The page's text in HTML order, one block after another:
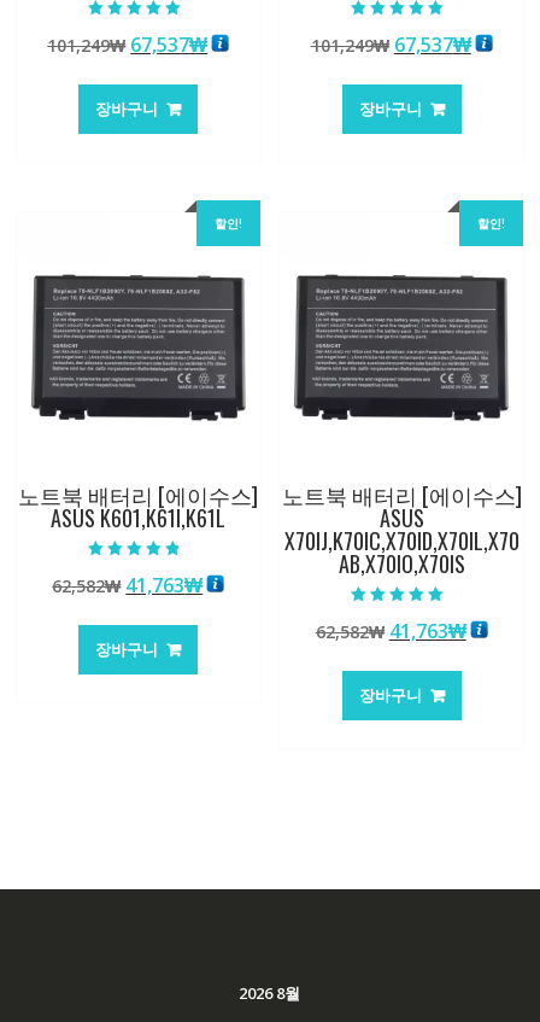
5.00
로 평가됨
101,249₩ 원
가
격:
67,537₩현
장바구니
5.00
로 평가됨
101,249₩ 원
가
격:
67,537₩현
장바구니
할인!
노트북 배터리 [에이수스]
ASUS K601,K61I,K61L
4.50
로 평가됨
62,582₩ 원
가
격:
41,763₩현
장바구니
할인!
노트북 배터리 [에이수스]
ASUS
X70IJ,K70IC,X70ID,X70IL,X70
AB,X70IO,X70IS
5.00
로 평가됨
62,582₩ 원
가
격:
41,763₩현
장바구니
2026 8월